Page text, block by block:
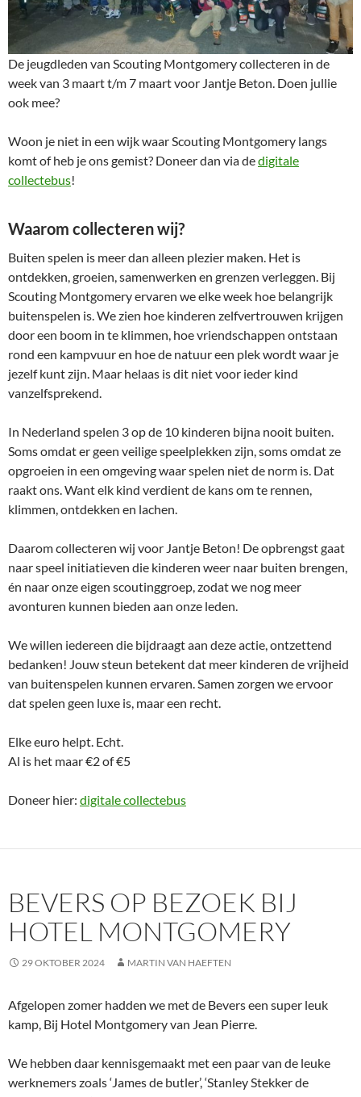
De jeugdleden van Scouting Montgomery collecteren in de
week van 3 maart t/m 7 maart voor Jantje Beton. Doen jullie
ook mee?
Woon je niet in een wijk waar Scouting Montgomery langs
komt of heb je ons gemist? Doneer dan via dedigitale
collectebus!
Waarom collecteren wij?
Buiten spelen is meer dan alleen plezier maken. Het is
ontdekken, groeien, samenwerken en grenzen verleggen. Bij
Scouting Montgomery ervaren we elke week hoe belangrijk
buitenspelen is. We zien hoe kinderen zelfvertrouwen krijgen
door een boom in te klimmen, hoe vriendschappen ontstaan
rond een kampvuur en hoe de natuur een plek wordt waar je
jezelf kunt zijn. Maar helaas is dit niet voor ieder kind
vanzelfsprekend.
In Nederland spelen 3 op de 10 kinderen bijna nooit buiten.
Soms omdat er geen veilige speelplekken zijn, soms omdat ze
opgroeien in een omgeving waar spelen niet de norm is. Dat
raakt ons. Want elk kind verdient de kans om te rennen,
klimmen, ontdekken en lachen.
Daarom collecteren wij voor Jantje Beton! De opbrengst gaat
naar speel initiatieven die kinderen weer naar buiten brengen,
én naar onze eigen scoutinggroep, zodat we nog meer
avonturen kunnen bieden aan onze leden.
We willen iedereen die bijdraagt aan deze actie, ontzettend
bedanken! Jouw steun betekent dat meer kinderen de vrijheid
van buitenspelen kunnen ervaren. Samen zorgen we ervoor
dat spelen geen luxe is, maar een recht.
Elke euro helpt. Echt.
Al is het maar €2 of €5
Doneer hier: digitale collectebus
BEVERS OP BEZOEK BIJ
HOTEL MONTGOMERY
29 OKTOBER 2024 MARTIN VAN HAEFTEN
Afgelopen zomer hadden we met de Bevers een super leuk
kamp, Bij Hotel Montgomery van Jean Pierre.
We hebben daar kennisgemaakt met een paar van de leuke
werknemers zoals ‘James de butler’, ‘Stanley Stekker de